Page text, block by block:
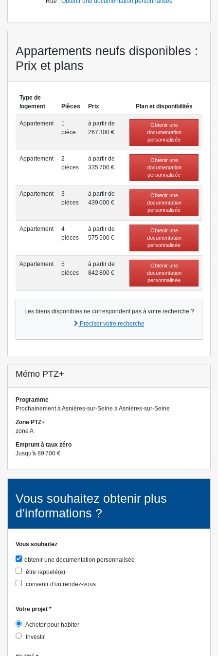
Appartements neufs disponibles :
Prix et plans
Type de
logement
Pièces Prix Plan et disponibilités
Appartement
1
pièce
à partir de
267 300 €
Obtenir une
documentation
personnalisée
Appartement
2
pièces
à partir de
335 700 €
Obtenir une
documentation
personnalisée
Appartement
3
pièces
à partir de
439 000 €
Obtenir une
documentation
personnalisée
Appartement
4
pièces
à partir de
575 500 €
Obtenir une
documentation
personnalisée
Appartement
5
pièces
à partir de
842 800 €
Obtenir une
documentation
personnalisée
Les biens disponibles ne correspondent pas à votre recherche ?
Préciser votre recherche
Mémo PTZ+
Programme
Prochainement à Asnières-sur-Seine à Asnières-sur-Seine
Zone PTZ+
zone A
Emprunt à taux zéro
Jusqu'à 89 700 €
Vous souhaitez obtenir plus
d'informations ?
Vous souhaitez
obtenir une documentation personnalisée
être rappelé(e)
convenir d'un rendez-vous
Votre projet *
Acheter pour habiter
Investir